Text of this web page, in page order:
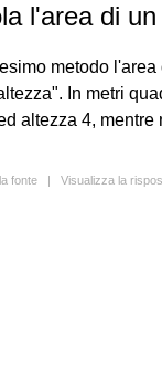
l'area di
metodo
In metri
altezza 4,
fonte | Visualizza la